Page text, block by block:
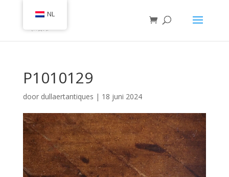
P1010129
door dullaertantiques | 18 juni 2024
NL